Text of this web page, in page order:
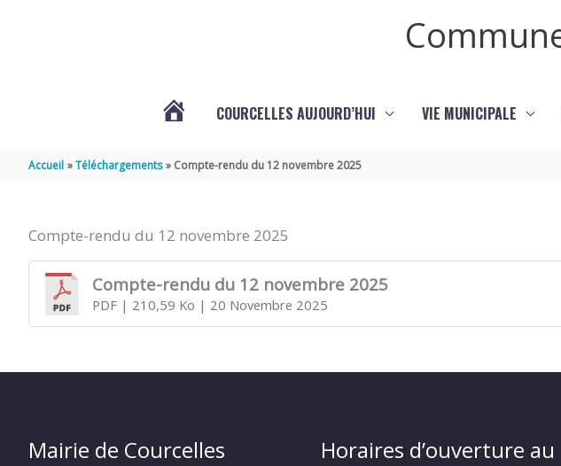
COURCELLES
(17777)
COURCELLES AUJOURD’HUI VIE MUNICIPALE
Accueil Téléchargements Compte-rendu du 12 novembre 2025
Compte-rendu du 12 novembre 2025
Compte-rendu du 12 novembre 2025
PDF| 210,59 Ko | 20 Novembre 2025
Mairie de Courcelles
Horaires d’ouverture au